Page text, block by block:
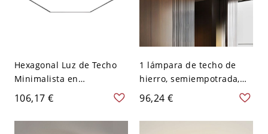
Hexagonal Luz de Techo
Minimalista en
Blanco/Azul/Rosa
Lámpara de Techo LED
Metálica en Luz
106,17 €
1 lámpara de techo de
hierro, semiempotrada,
cableada, para dormitorio
principal - Negro 110 A
120 V Tercer Gear
96,24 €